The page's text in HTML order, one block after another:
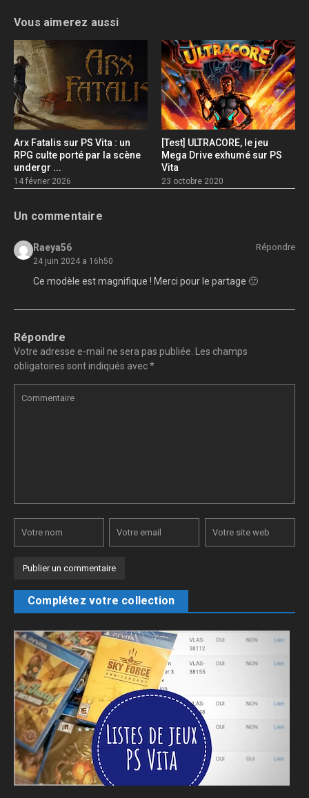
Vous aimerez aussi
Arx Fatalis sur PS Vita : un
RPG culte porté par la scène
undergr ...
14 février 2026
[Test] ULTRACORE, le jeu
Mega Drive exhumé sur PS
Vita
23 octobre 2020
Un commentaire
Raeya56
24 juin 2024 a 16h50
Répondre
Ce modèle est magnifique ! Merci pour le partage 🙂
Répondre
Votre adresse e-mail ne sera pas publiée.
Les champs
obligatoires sont indiqués avec*
Complétez votre collection